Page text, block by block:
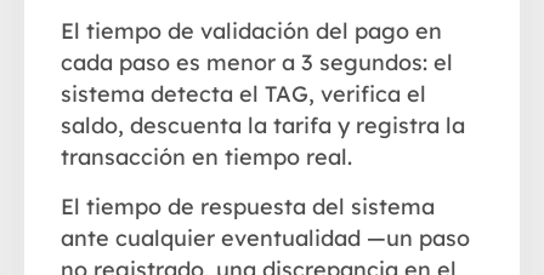
El tiempo de validación del pago en
cada paso es menor a 3 segundos: el
sistema detecta el TAG, verifica el
saldo, descuenta la tarifa y registra la
transacción en tiempo real.
El tiempo de respuesta del sistema
ante cualquier eventualidad —un paso
no registrado, una discrepancia en el